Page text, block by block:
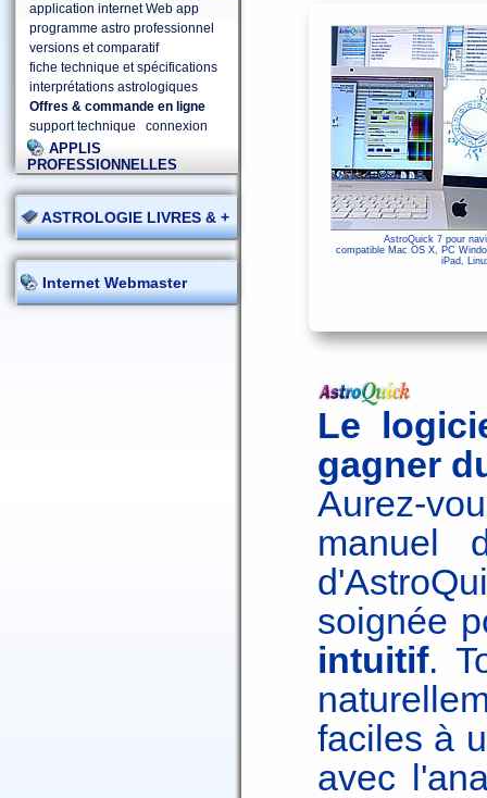
application internet Web app
programme astro professionnel
versions et comparatif
fiche technique et spécifications
interprétations astrologiques
Offres & commande en ligne
support technique
connexion
APPLIS
PROFESSIONNELLES
ASTROLOGIE LIVRES & +
Internet Webmaster
AstroQuick 7 pour
compatible Mac OS X, PC
iPad,
Le
gagner
Aurez-
manuel
soignée
intuitif.
faciles à
avec